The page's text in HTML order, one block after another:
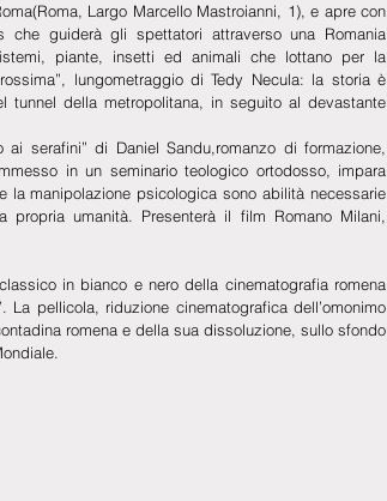
Largo Marcello Mastroianni, 1), e apre con
che guiderà gli spettatori attraverso una Romania
piante, insetti ed animali che lottano per la
lungometraggio di Tedy Necula: la storia è
della metropolitana, in seguito al devastante
serafini” di Daniel Sandu,romanzo di formazione,
in un seminario teologico ortodosso, impara
manipolazione psicologica sono abilità necessarie
umanità. Presenterà il film Romano Milani,
in bianco e nero della cinematografia romena
pellicola, riduzione cinematografica dell’omonimo
romena e della sua dissoluzione, sullo sfondo